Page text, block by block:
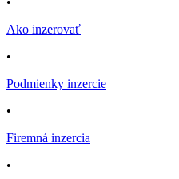
Ako inzerovať
•
Podmienky inzercie
•
Firemná inzercia
•